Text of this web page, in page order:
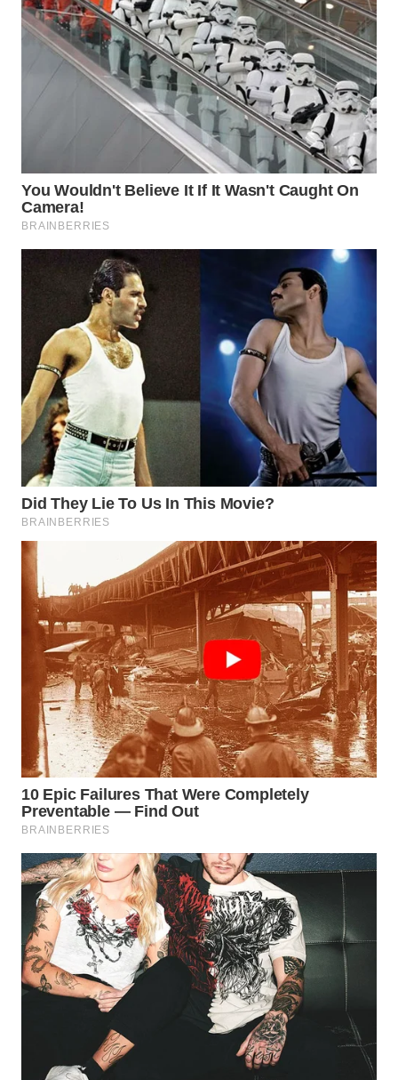
WN
INDRAMAYU
MAJALENGKA
WN
SUBANG
WN
SUKABUMI
WN
PURWAKARTA
WN
PRIANGAN
TIMUR
WN
WN
SOLO
WN
BOROBUDUR
WN
MADURA
WN
SURABAYA
NATUNA
WN
BINTAN
WN
MANDALIKA